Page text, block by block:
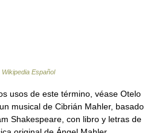
Wikipedia Español
usos de este término, véase Otelo
musical de Cibrián Mahler, basado
Shakespeare, con libro y letras de